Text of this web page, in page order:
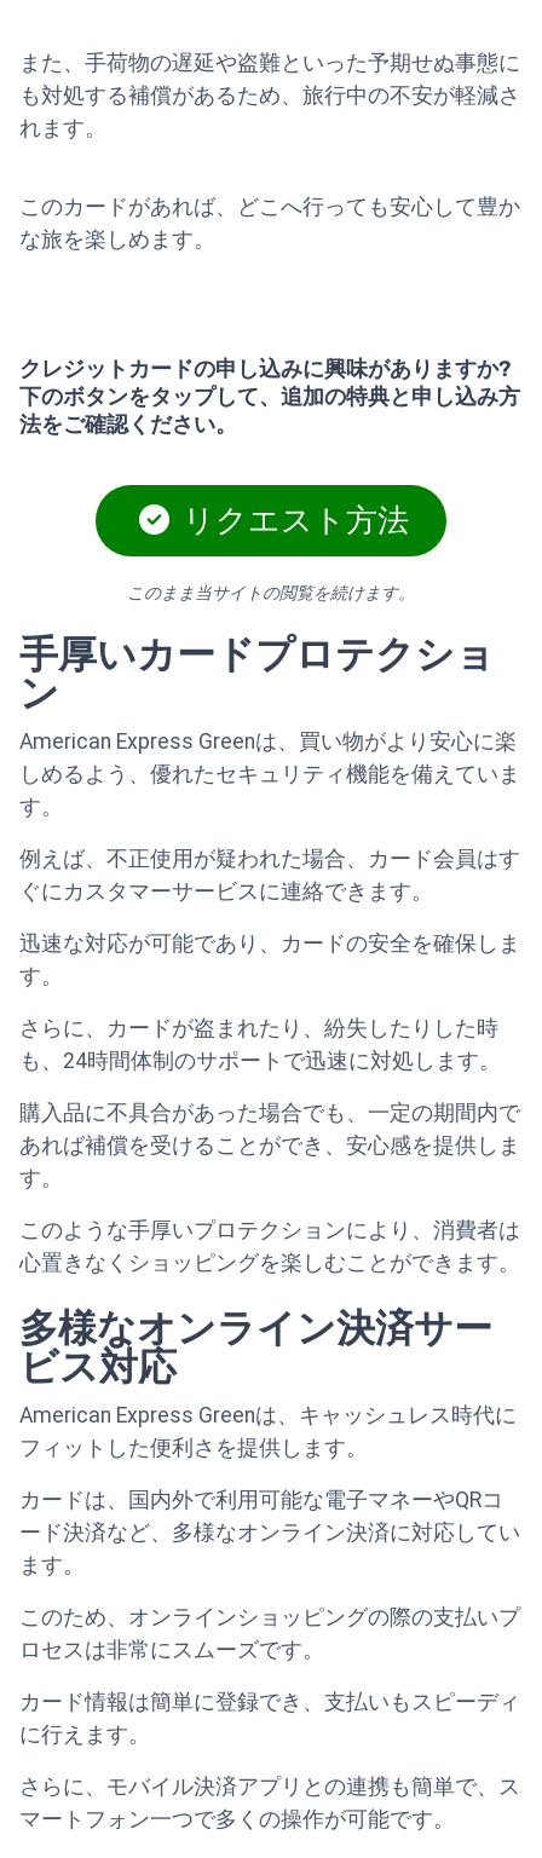
また、手荷物の遅延や盗難といった予期せぬ事態に
も対処する補償があるため、旅行中の不安が軽減さ
れます。
このカードがあれば、どこへ行っても安心して豊か
な旅を楽しめます。
クレジットカードの申し込みに興味がありますか?
下のボタンをタップして、追加の特典と申し込み方
法をご確認ください。
リクエスト方法
このまま当サイトの閲覧を続けます。
手厚いカードプロテクショ
ン
American Express Greenは、買い物がより安心に楽
しめるよう、優れたセキュリティ機能を備えていま
す。
例えば、不正使用が疑われた場合、カード会員はす
ぐにカスタマーサービスに連絡できます。
迅速な対応が可能であり、カードの安全を確保しま
す。
さらに、カードが盗まれたり、紛失したりした時
も、24時間体制のサポートで迅速に対処します。
購入品に不具合があった場合でも、一定の期間内で
あれば補償を受けることができ、安心感を提供しま
す。
このような手厚いプロテクションにより、消費者は
心置きなくショッピングを楽しむことができます。
多様なオンライン決済サー
ビス対応
American Express Greenは、キャッシュレス時代に
フィットした便利さを提供します。
カードは、国内外で利用可能な電子マネーやQRコ
ード決済など、多様なオンライン決済に対応してい
ます。
このため、オンラインショッピングの際の支払いプ
ロセスは非常にスムーズです。
カード情報は簡単に登録でき、支払いもスピーディ
に行えます。
さらに、モバイル決済アプリとの連携も簡単で、ス
マートフォン一つで多くの操作が可能です。